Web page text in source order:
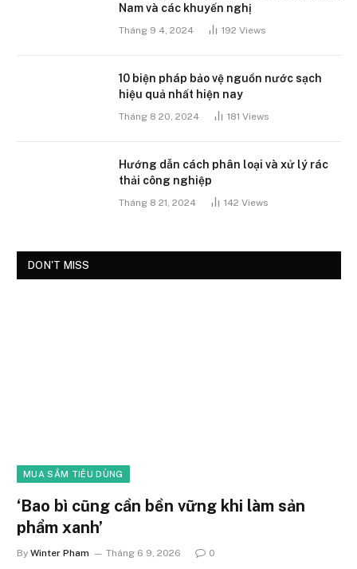
Nam và các khuyến nghị
Tháng 9 4, 2024 192 Views
10 biện pháp bảo vệ nguồn nước sạch
hiệu quả nhất hiện nay
Tháng 8 20, 2024 181 Views
Hướng dẫn cách phân loại và xử lý rác
thải công nghiệp
Tháng 8 21, 2024 142 Views
DON'T MISS
MUA SẮM TIÊU DÙNG
‘Bao bì cũng cần bền vững khi làm sản
phẩm xanh’
By Winter Pham Tháng 6 9, 2026 0